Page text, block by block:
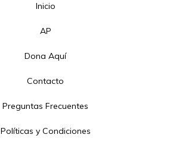
Inicio
AP
Dona Aquí
Contacto
Preguntas Frecuentes
Políticas y Condiciones